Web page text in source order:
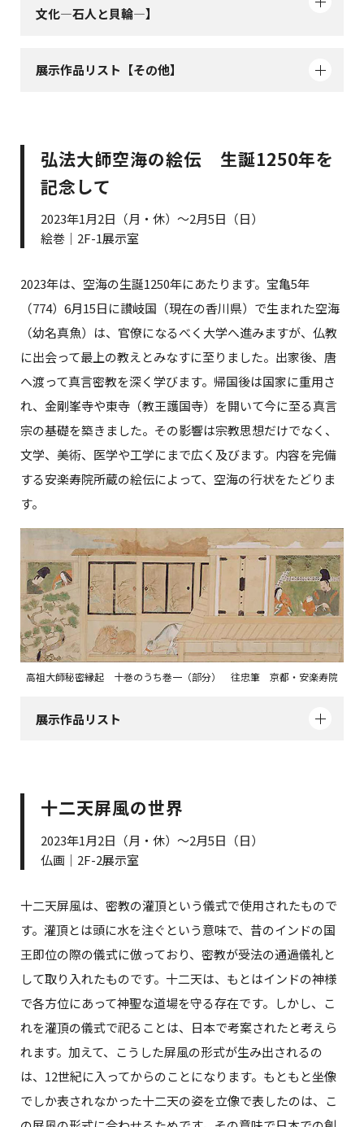
文化―石人と貝輪―】
展示作品リスト【その他】
弘法大師空海の絵伝 生誕1250年を
記念して
2023年1月2日（月・休）～2月5日（日）
絵巻｜2F-1展示室
2023年は、空海の生誕1250年にあたります。宝亀5年
（774）6月15日に讃岐国（現在の香川県）で生まれた空海
（幼名真魚）は、官僚になるべく大学へ進みますが、仏教
に出会って最上の教えとみなすに至りました。出家後、唐
へ渡って真言密教を深く学びます。帰国後は国家に重用さ
れ、金剛峯寺や東寺（教王護国寺）を開いて今に至る真言
宗の基礎を築きました。その影響は宗教思想だけでなく、
文学、美術、医学や工学にまで広く及びます。内容を完備
する安楽寿院所蔵の絵伝によって、空海の行状をたどりま
す。
高祖大師秘密縁起 十巻のうち巻一（部分） 往忠筆 京都・安楽寿院
展示作品リスト
十二天屏風の世界
2023年1月2日（月・休）～2月5日（日）
仏画｜2F-2展示室
十二天屏風は、密教の灌頂という儀式で使用されたもので
す。灌頂とは頭に水を注ぐという意味で、昔のインドの国
王即位の際の儀式に倣っており、密教が受法の通過儀礼と
して取り入れたものです。十二天は、もとはインドの神様
で各方位にあって神聖な道場を守る存在です。しかし、こ
れを灌頂の儀式で祀ることは、日本で考案されたと考えら
れます。加えて、こうした屏風の形式が生み出されるの
は、12世紀に入ってからのことになります。もともと坐像
でしか表されなかった十二天の姿を立像で表したのは、こ